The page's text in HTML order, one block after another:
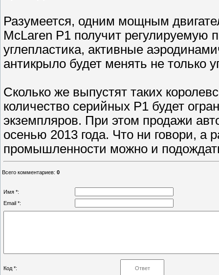
Разумеется, одним мощным
McLaren P1 получит регулируемую
углепластика, активные
антикрыло будет менять не только
Сколько же выпустят таких
количество серийных P1 будет
экземпляров. При этом продажи
осенью 2013 года. Что ни говори,
промышленности можно и
Всего комментариев: 0
Имя *:
Email *:
Код *: